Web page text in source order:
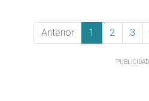
Anterior 1 2 3